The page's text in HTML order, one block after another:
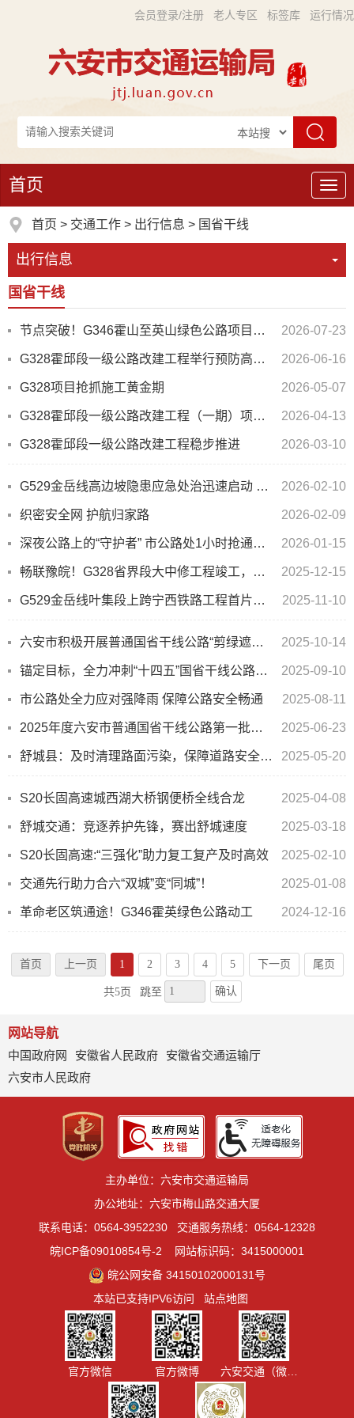
会员登录/注册 老人专区 标签库 运行情况
导
航
首页
首页 > 交通工作 > 出行信息 > 国省干线
出行信息
国省干线
节点突破！G346霍山至英山绿色公路项目安家河大桥0号块浇筑完成 2026-07-23
G328霍邱段一级公路改建工程举行预防高处坠落事故应急演练 2026-06-16
G328项目抢抓施工黄金期 2026-05-07
G328霍邱段一级公路改建工程（一期）项目抢抓春光铺筑坦途 2026-04-13
G328霍邱段一级公路改建工程稳步推进 2026-03-10
G529金岳线高边坡隐患应急处治迅速启动 全力护航“平安春运” 2026-02-10
织密安全网 护航归家路 2026-02-09
深夜公路上的“守护者” 市公路处1小时抢通受阻路段 2026-01-15
畅联豫皖！G328省界段大中修工程竣工，架起省际发展“黄金桥” 2025-12-15
G529金岳线叶集段上跨宁西铁路工程首片梁预制成功 2025-11-10
六安市积极开展普通国省干线公路“剪绿遮、促安全”专项工作 2025-10-14
锚定目标，全力冲刺“十四五”国省干线公路养护管理技术评价工作 2025-09-10
市公路处全力应对强降雨 保障公路安全畅通 2025-08-11
2025年度六安市普通国省干线公路第一批养护工程全面开工 2025-06-23
舒城县：及时清理路面污染，保障道路安全畅通 2025-05-20
S20长固高速城西湖大桥钢便桥全线合龙 2025-04-08
舒城交通：竞逐养护先锋，赛出舒城速度 2025-03-18
S20长固高速:“三强化”助力复工复产及时高效 2025-02-10
交通先行助力合六“双城”变“同城”！ 2025-01-08
革命老区筑通途！G346霍英绿色公路动工 2024-12-16
首页 上一页 1 2 3 4 5 下一页 尾页
共5页 跳至 确认
网站导航
中国政府网
安徽省人民政府
安徽省交通运输厅
六安市人民政府
主办单位：六安市交通运输局
办公地址：六安市梅山路交通大厦
联系电话：0564-3952230
交通服务热线：0564-12328
皖ICP备09010854号-2
网站标识码：3415000001
皖公网安备 34150102000131号
本站已支持IPV6访问
站点地图
官方微信 官方微博